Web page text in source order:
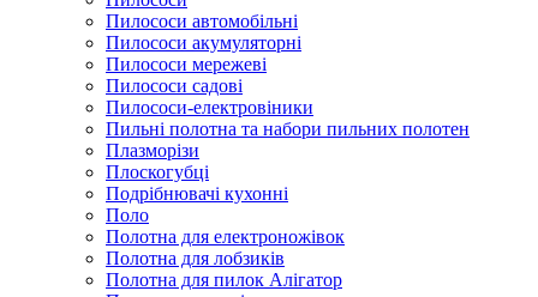
Пилососи автомобільні
Пилососи акумуляторні
Пилососи мережеві
Пилососи садові
Пилососи-електровіники
Пильні полотна та набори пильних полотен
Плазморізи
Плоскогубці
Подрібнювачі кухонні
Поло
Полотна для електроножівок
Полотна для лобзиків
Полотна для пилок Алігатор